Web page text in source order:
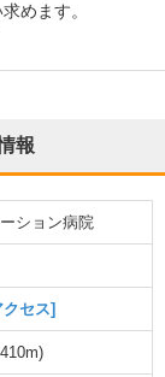
めます。
報
ション病院
クセス]
)